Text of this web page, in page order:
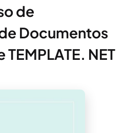
de
Documentos
NET